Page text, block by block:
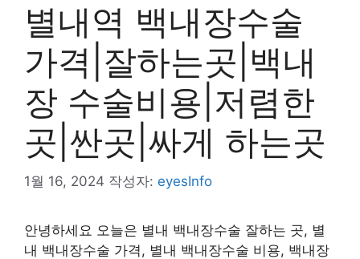
별내역 백내장수술
가격|잘하는곳|백내
장 수술비용|저렴한
곳|싼곳|싸게 하는곳
1월 16, 2024 작성자: eyesInfo
안녕하세요 오늘은 별내 백내장수술 잘하는 곳, 별
내 백내장수술 가격, 별내 백내장수술 비용, 백내장